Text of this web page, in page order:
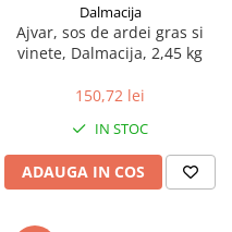
Dalmacija
Ajvar, sos de ardei gras si
vinete, Dalmacija, 2,45 kg
150,72 lei
IN STOC
ADAUGA IN COS